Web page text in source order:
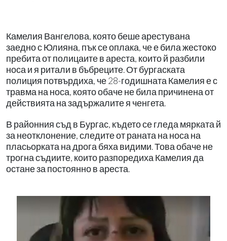
Камелия Вангелова, която беше арестувана
заедно с Юлияна, пък се оплака, че е била жестоко
пребита от полицаите в ареста, които й разбили
носа и я ритали в бъбреците. От бургаската
полиция потвърдиха, че 28-годишната Камелия е с
травма на носа, която обаче не била причинена от
действията на задържалите я ченгета.
В районния съд в Бургас, където се гледа мярката й
за неотклонение, следите от раната на носа на
пласьорката на дрога бяха видими. Това обаче не
трогна съдиите, които разпоредиха Камелия да
остане за постоянно в ареста.